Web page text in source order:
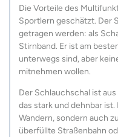
Die Vorteile des
Sportlern geschätzt. Der
getragen werden: als
Stirnband. Er ist am
unterwegs sind, aber
mitnehmen wollen.
Der Schlauchschal ist
das stark und dehnbar
Wandern, sondern auch
überfüllte Straßenbahn